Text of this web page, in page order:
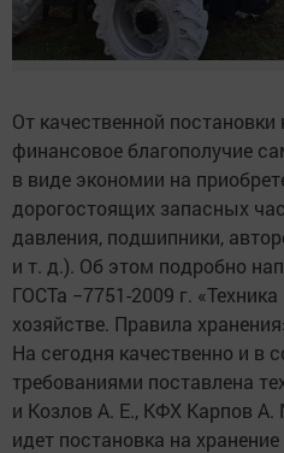
От качественной постановки
финансовое благополучие
в виде экономии на
дорогостоящих запасных
давления, подшипники,
и т. д.). Об этом подробно
ГОСТа −7751-2009 г.
хозяйстве. Правила
На сегодня качественно и в
требованиями поставлена
и Козлов А. Е., КФХ Карпов
идет постановка на